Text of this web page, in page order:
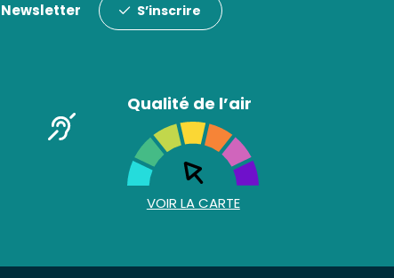
Newsletter S’inscrire
Qualité de l’air
VOIR LA CARTE